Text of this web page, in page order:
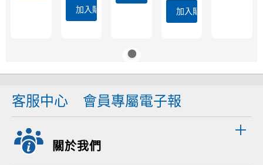
加入購物車 加入購物車
客服中心 會員專屬電子報
關於我們